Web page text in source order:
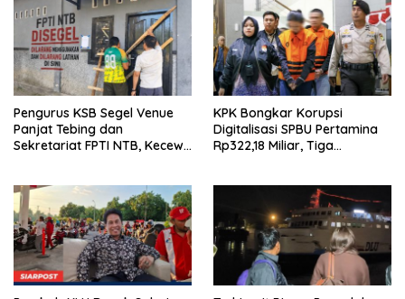
Pengurus KSB Segel Venue
Panjat Tebing dan
Sekretariat FPTI NTB, Kecewa
KPK Bongkar Korupsi
Digitalisasi SPBU Pertamina
Rp322,18 Miliar, Tiga